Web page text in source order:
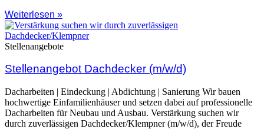
Weiterlesen »
Stellenangebote
Stellenangebot Dachdecker (m/w/d)
Dacharbeiten | Eindeckung | Abdichtung | Sanierung Wir bauen
hochwertige Einfamilienhäuser und setzen dabei auf professionelle
Dacharbeiten für Neubau und Ausbau. Verstärkung suchen wir
durch zuverlässigen Dachdecker/Klempner (m/w/d), der Freude